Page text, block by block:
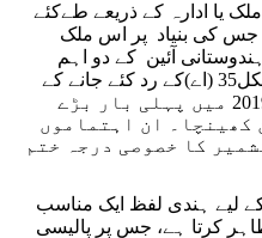
یا ادارہ کے ذریعے طےکئے
جس کی بنیاد پر اس ملک
آئین کے دو اہم
آئینی اہتماموں آرٹیکل 370 اورآرٹیکل35 (اے)کے رد کئے جانے کے
ساتھ ‘سنویدھان’ لفظ نے اگست 2019 میں پہلی بار بڑے
کھینچا۔ ان اہتماموں
کا خصوصی درجہ ختم
اگروال کے مطابق ، ‘2019 کے لیے ہندی لفظ ایک مناسب
کرتا ہے، جس پر پالیسی